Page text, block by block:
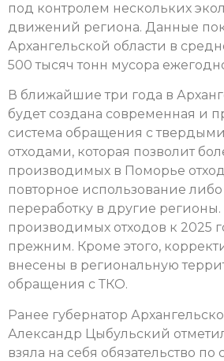
под контролем нескольких
движений региона. Данные
Архангельской области в
500 тысяч тонн мусора
В ближайшие три года в
будет создана современная и
система обращения с
отходами, которая позволит
производимых в Поморье
повторное использование
переработку в другие
производимых отходов к 2025
прежним. Кроме этого,
внесены в региональную
обращения с ТКО.
Ранее губернатор
Александр Цыбульский
взяла на себя обязательство